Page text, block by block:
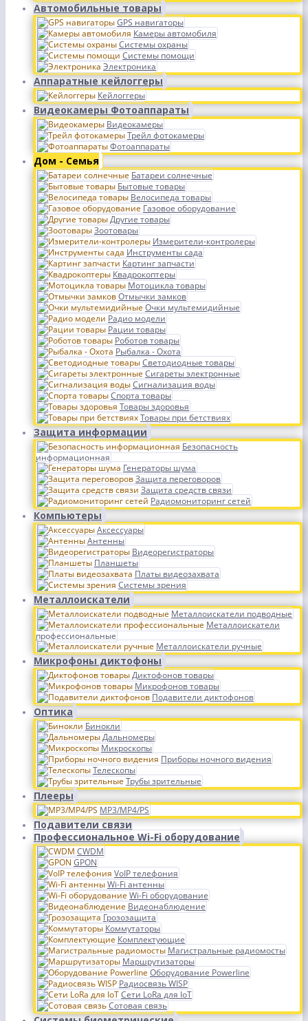
Автомобильные товары
GPS навигаторы
Камеры автомобиля
Системы охраны
Системы помощи
Электроника
Аппаратные кейлоггеры
Кейлоггеры
Видеокамеры Фотоаппараты
Видеокамеры
Трейл фотокамеры
Фотоаппараты
Дом - Семья
Батареи солнечные
Бытовые товары
Велосипеда товары
Газовое оборудование
Другие товары
Зоотовары
Измерители-контролеры
Инструменты сада
Картинг запчасти
Квадрокоптеры
Мотоцикла товары
Отмычки замков
Очки мультемидийные
Радио модели
Рации товары
Роботов товары
Рыбалка - Охота
Светодиодные товары
Сигареты электронные
Сигнализация воды
Спорта товары
Товары здоровья
Товары при бетствиях
Защита информации
Безопасность
информационная
Генераторы шума
Защита переговоров
Защита средств связи
Радиомониторинг сетей
Компьютеры
Аксессуары
Антенны
Видеорегистраторы
Планшеты
Платы видеозахвата
Системы зрения
Металлоискатели
Металлоискатели подводные
Металлоискатели
профессиональные
Металлоискатели ручные
Микрофоны диктофоны
Диктофонов товары
Микрофонов товары
Подавители диктофонов
Оптика
Бинокли
Дальномеры
Микроскопы
Приборы ночного видения
Телескопы
Трубы зрительные
Плееры
MP3/MP4/PS
Подавители связи
Профессиональное Wi-Fi оборудование
CWDM
GPON
VoIP телефония
Wi-Fi антенны
Wi-Fi оборудование
Видеонаблюдение
Грозозащита
Коммутаторы
Комплектующие
Магистральные радиомосты
Маршрутизаторы
Оборудование Powerline
Радиосвязь WISP
Сети LoRa для IoT
Сотовая связь